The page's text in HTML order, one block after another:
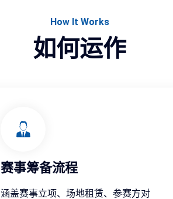
How It Works
如何运作
赛事筹备流程
涵盖赛事立项、场地租赁、参赛方对